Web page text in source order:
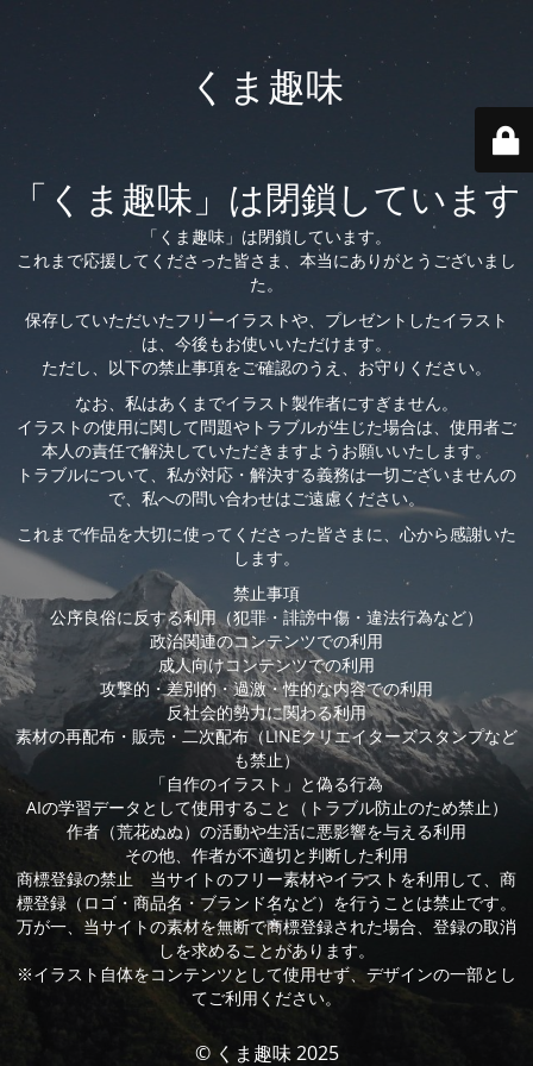
くま趣味
「くま趣味」は閉鎖しています
「くま趣味」は閉鎖しています。
これまで応援してくださった皆さま、本当にありがとうございまし
た。
保存していただいたフリーイラストや、プレゼントしたイラスト
は、今後もお使いいただけます。
ただし、以下の禁止事項をご確認のうえ、お守りください。
なお、私はあくまでイラスト製作者にすぎません。
イラストの使用に関して問題やトラブルが生じた場合は、使用者ご
本人の責任で解決していただきますようお願いいたします。
トラブルについて、私が対応・解決する義務は一切ございませんの
で、私への問い合わせはご遠慮ください。
これまで作品を大切に使ってくださった皆さまに、心から感謝いた
します。
禁止事項
公序良俗に反する利用（犯罪・誹謗中傷・違法行為など）
政治関連のコンテンツでの利用
成人向けコンテンツでの利用
攻撃的・差別的・過激・性的な内容での利用
反社会的勢力に関わる利用
素材の再配布・販売・二次配布（LINEクリエイターズスタンプなど
も禁止）
「自作のイラスト」と偽る行為
AIの学習データとして使用すること（トラブル防止のため禁止）
作者（荒花ぬぬ）の活動や生活に悪影響を与える利用
その他、作者が不適切と判断した利用
商標登録の禁止 当サイトのフリー素材やイラストを利用して、商
標登録（ロゴ・商品名・ブランド名など）を行うことは禁止です。
万が一、当サイトの素材を無断で商標登録された場合、登録の取消
しを求めることがあります。
※イラスト自体をコンテンツとして使用せず、デザインの一部とし
てご利用ください。
© くま趣味 2025